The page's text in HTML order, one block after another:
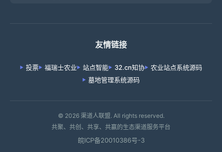
友情链接
投票 福瑞士农业 站点智能 32.cn知协
农业站点系统源码
墓地管理系统源码
© 2026 渠道人联盟. All rights reserved.
共聚、共创、共享、共赢的生态渠道服务平台
皖ICP备20010386号-3